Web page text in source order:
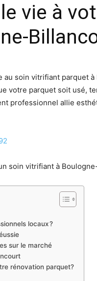
vie à
au soin vitrifiant parquet
votre parquet soit usé,
professionnel allie
soin vitrifiant à
locaux ?
sur le marché
rénovation parquet?